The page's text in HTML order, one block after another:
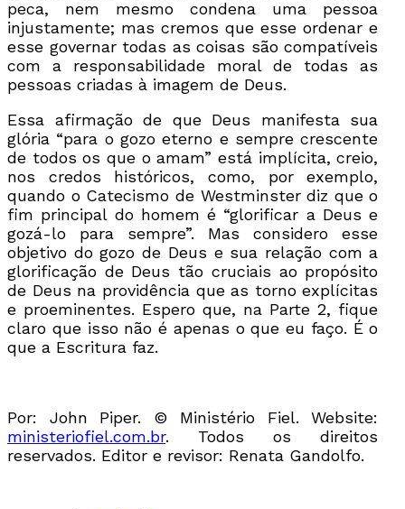
peca, nem mesmo condena uma pessoa
injustamente; mas cremos que esse ordenar e
esse governar todas as coisas são compatíveis
com a responsabilidade moral de todas as
pessoas criadas à imagem de Deus.
Essa afirmação de que Deus manifesta sua
glória “para o gozo eterno e sempre crescente
de todos os que o amam” está implícita, creio,
nos credos históricos, como, por exemplo,
quando o Catecismo de Westminster diz que o
fim principal do homem é “glorificar a Deus e
gozá-lo para sempre”. Mas considero esse
objetivo do gozo de Deus e sua relação com a
glorificação de Deus tão cruciais ao propósito
de Deus na providência que as torno explícitas
e proeminentes. Espero que, na Parte 2, fique
claro que isso não é apenas o que eu faço. É o
que a Escritura faz.
Por: John Piper. ©️ Ministério Fiel. Website:
ministeriofiel.com.br. Todos os direitos
reservados. Editor e revisor: Renata Gandolfo.